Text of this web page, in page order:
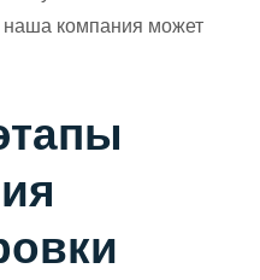
наша компания может